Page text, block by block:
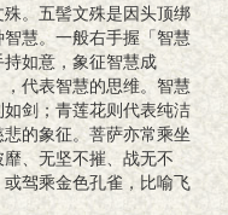
。五髻文殊是因头顶绑
慧。一般右手握「智慧
如意，象征智慧成
代表智慧的思维。智慧
剑；青莲花则代表纯洁
的象征。菩萨亦常乘坐
、无坚不摧、战无不
驾乘金色孔雀，比喻飞